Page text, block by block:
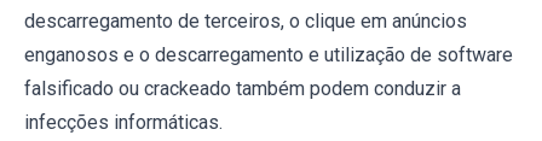
descarregamento de terceiros, o clique em anúncios
enganosos e o descarregamento e utilização de software
falsificado ou crackeado também podem conduzir a
infecções informáticas.